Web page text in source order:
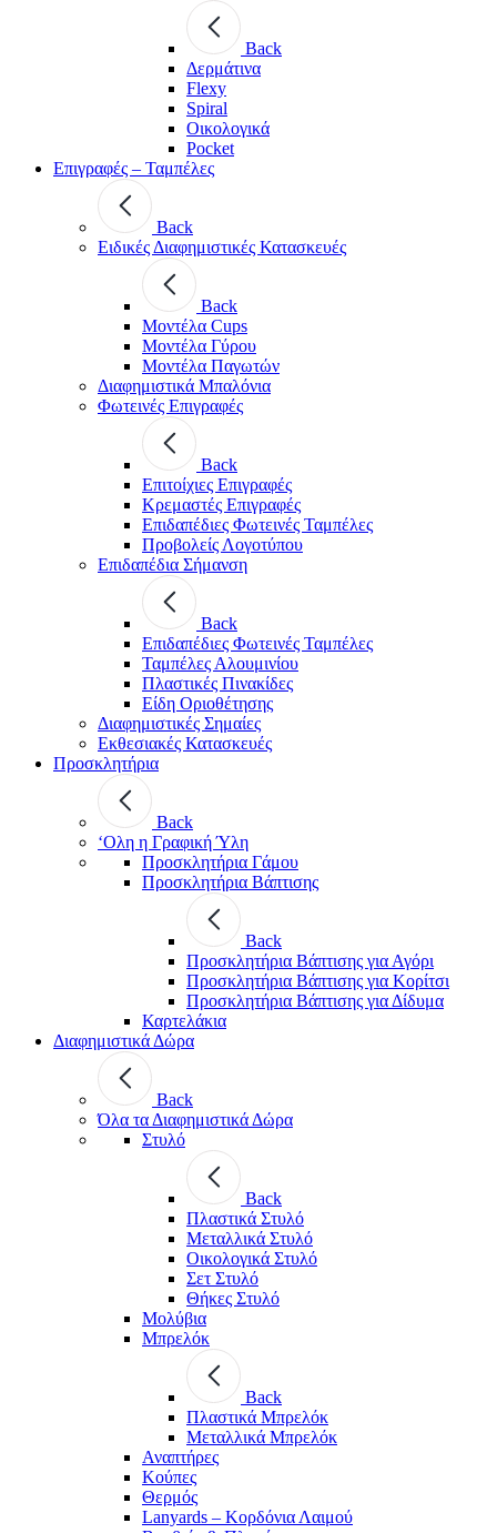
Back
Δερμάτινα
Flexy
Spiral
Οικολογικά
Pocket
Επιγραφές – Ταμπέλες
Back
Ειδικές Διαφημιστικές Κατασκευές
Back
Μοντέλα Cups
Μοντέλα Γύρου
Μοντέλα Παγωτών
Διαφημιστικά Μπαλόνια
Φωτεινές Επιγραφές
Back
Επιτοίχιες Επιγραφές
Κρεμαστές Επιγραφές
Επιδαπέδιες Φωτεινές Ταμπέλες
Προβολείς Λογοτύπου
Επιδαπέδια Σήμανση
Back
Επιδαπέδιες Φωτεινές Ταμπέλες
Ταμπέλες Αλουμινίου
Πλαστικές Πινακίδες
Είδη Οριοθέτησης
Διαφημιστικές Σημαίες
Εκθεσιακές Κατασκευές
Προσκλητήρια
Back
‘Ολη η Γραφική Ύλη
Προσκλητήρια Γάμου
Προσκλητήρια Βάπτισης
Back
Προσκλητήρια Βάπτισης για Αγόρι
Προσκλητήρια Βάπτισης για Κορίτσι
Προσκλητήρια Βάπτισης για Δίδυμα
Καρτελάκια
Διαφημιστικά Δώρα
Back
Όλα τα Διαφημιστικά Δώρα
Στυλό
Back
Πλαστικά Στυλό
Μεταλλικά Στυλό
Οικολογικά Στυλό
Σετ Στυλό
Θήκες Στυλό
Μολύβια
Μπρελόκ
Back
Πλαστικά Μπρελόκ
Μεταλλικά Μπρελόκ
Αναπτήρες
Κούπες
Θερμός
Lanyards – Kορδόνια Λαιμού